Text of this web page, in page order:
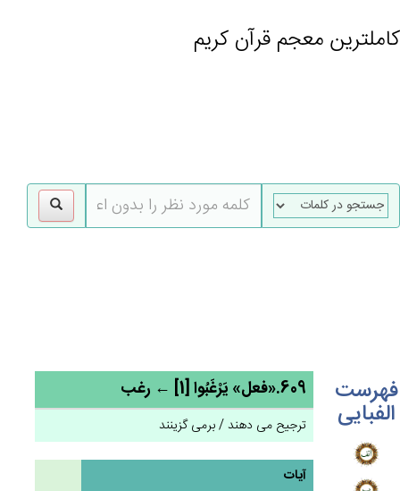
کاملترین معجم قرآن کریم
فهرست
الفبایی
609.«فعل» يَرْغَبُوا [1] ← رغب
ترجیح می دهند / برمی گزینند
آیات